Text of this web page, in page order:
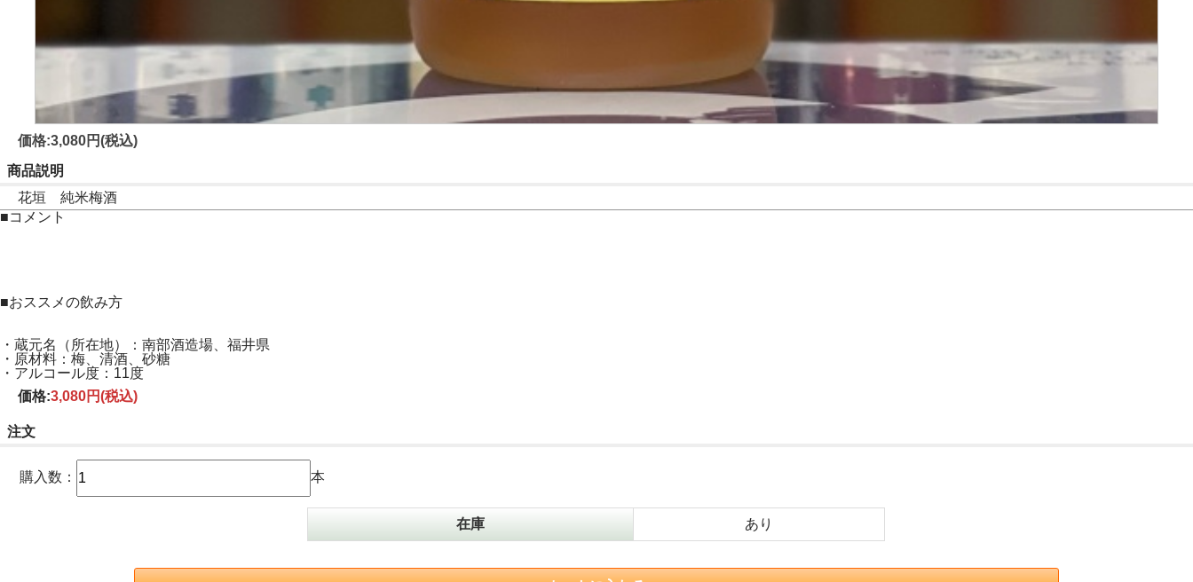
価格:3,080円(税込)
商品説明
花垣 純米梅酒
■コメント
■おススメの飲み方
・蔵元名（所在地）：南部酒造場、福井県
・原材料：梅、清酒、砂糖
・アルコール度：11度
価格:3,080円(税込)
注文
購入数： 本
在庫 あり